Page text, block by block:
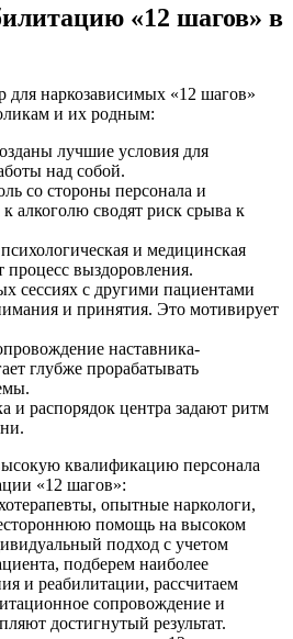
«12 шагов» в
для наркозависимых «12 шагов»
и их родным:
лучшие условия для
над собой.
со стороны персонала и
к алкоголю сводят риск срыва к
и медицинская
процесс выздоровления.
сессиях с другими пациентами
и принятия. Это мотивирует
наставника-
глубже прорабатывать
и распорядок центра задают ритм
квалификацию персонала
«12 шагов»:
опытные наркологи,
помощь на высоком
подход с учетом
подберем наиболее
и реабилитации, рассчитаем
сопровождение и
достигнутый результат.